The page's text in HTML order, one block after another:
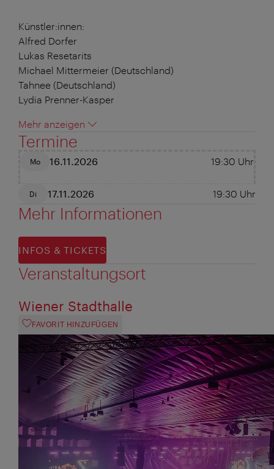
Künstler:innen:
Alfred Dorfer
Lukas Resetarits
Michael Mittermeier (Deutschland)
Tahnee (Deutschland)
Lydia Prenner-Kasper
Mehr anzeigen
Termine
Mo 16.11.2026 19:30 Uhr
Di 17.11.2026 19:30 Uhr
Mehr Informationen
INFOS & TICKETS
Veranstaltungsort
Wiener Stadthalle
FAVORIT HINZUFÜGEN